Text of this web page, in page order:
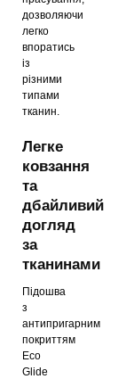
дозволяючи
легко
впоратись
із
різними
типами
тканин.
Легке
ковзання
та
дбайливий
догляд
за
тканинами
Підошва
з
антипригарним
покриттям
Eco
Glide